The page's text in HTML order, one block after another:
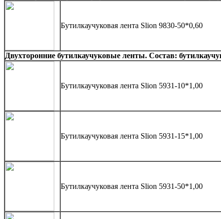
Бутилкаучуковая лента Slion 9830-50*0,60
Двухторонние бутилкаучуковые ленты. Состав:
Бутилкаучуковая лента Slion 5931-10*1,00
Бутилкаучуковая лента Slion 5931-15*1,00
Бутилкаучуковая лента Slion 5931-50*1,00